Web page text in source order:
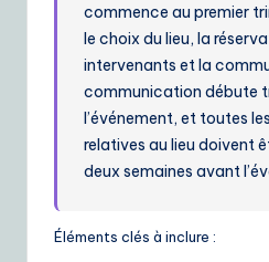
commence au premier
le choix du lieu, la
intervenants et la
communication débute
l’événement, et toutes
relatives au lieu doivent
deux semaines avant
Éléments clés à inclure :